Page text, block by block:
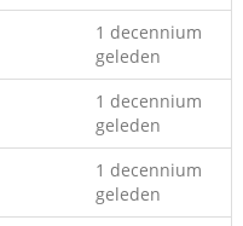
1 decennium
geleden
1 decennium
geleden
1 decennium
geleden